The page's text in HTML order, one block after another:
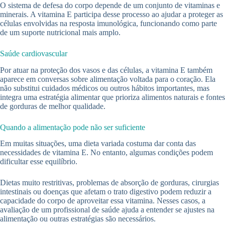
O sistema de defesa do corpo depende de um conjunto de vitaminas e
minerais. A vitamina E participa desse processo ao ajudar a proteger as
células envolvidas na resposta imunológica, funcionando como parte
de um suporte nutricional mais amplo.
Saúde cardiovascular
Por atuar na proteção dos vasos e das células, a vitamina E também
aparece em conversas sobre alimentação voltada para o coração. Ela
não substitui cuidados médicos ou outros hábitos importantes, mas
integra uma estratégia alimentar que prioriza alimentos naturais e fontes
de gorduras de melhor qualidade.
Quando a alimentação pode não ser suficiente
Em muitas situações, uma dieta variada costuma dar conta das
necessidades de vitamina E. No entanto, algumas condições podem
dificultar esse equilíbrio.
Dietas muito restritivas, problemas de absorção de gorduras, cirurgias
intestinais ou doenças que afetam o trato digestivo podem reduzir a
capacidade do corpo de aproveitar essa vitamina. Nesses casos, a
avaliação de um profissional de saúde ajuda a entender se ajustes na
alimentação ou outras estratégias são necessários.